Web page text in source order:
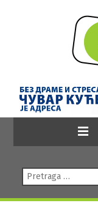
Pretraga: